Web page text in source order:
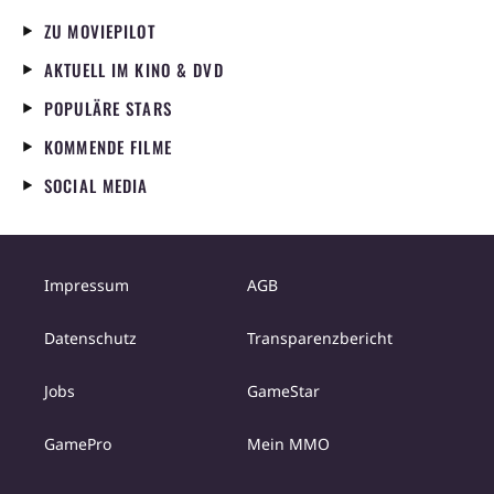
ZU MOVIEPILOT
AKTUELL IM KINO & DVD
POPULÄRE STARS
KOMMENDE FILME
SOCIAL MEDIA
Impressum AGB
Datenschutz Transparenzbericht
Jobs GameStar
GamePro Mein MMO